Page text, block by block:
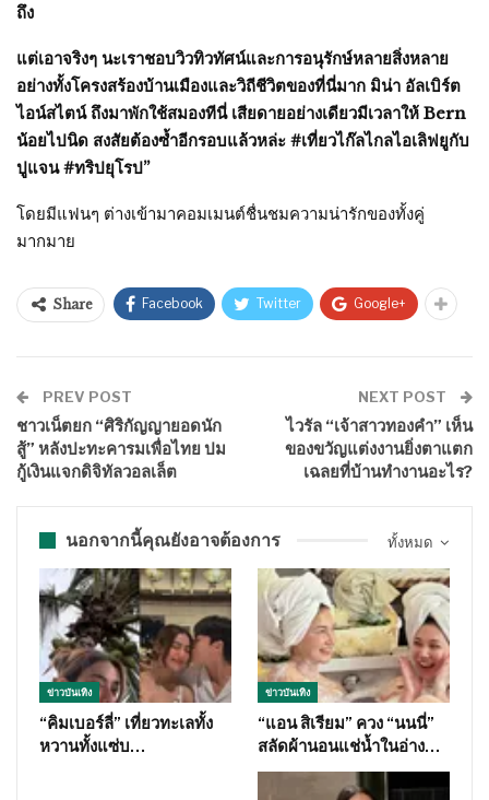
ถึง
แต่เอาจริงๆ นะเราชอบวิวทิวทัศน์และการอนุรักษ์หลายสิ่งหลาย
อย่างทั้งโครงสร้องบ้านเมืองและวิถีชีวิตของที่นี่มาก มิน่า อัลเบิร์ต
ไอน์สไตน์ ถึงมาพักใช้สมองทีนี่ เสียดายอย่างเดียวมีเวลาให้ Bern
น้อยไปนิด สงสัยต้องซ้ำอีกรอบแล้วหล่ะ #เที่ยวไก๊ลไกลไอเลิฟยูกับ
ปูแจน #ทริปยุโรป”
โดยมีแฟนๆ ต่างเข้ามาคอมเมนต์ชื่นชมความน่ารักของทั้งคู่
มากมาย
Share Facebook Twitter Google+
PREV POST
ชาวเน็ตยก “ศิริกัญญายอดนัก
สู้” หลังปะทะคารมเพื่อไทย ปม
กู้เงินแจกดิจิทัลวอลเล็ต
NEXT POST
ไวรัล “เจ้าสาวทองคำ” เห็น
ของขวัญแต่งงานยิ่งตาแตก
เฉลยที่บ้านทำงานอะไร?
ทั้งหมด
นอกจากนี้คุณยังอาจต้องการ
ข่าวบันเทิง
“คิมเบอร์ลี่” เที่ยวทะเลทั้ง
หวานทั้งแซ่บ…
ข่าวบันเทิง
“แอน สิเรียม” ควง “นนนี่”
สลัดผ้านอนแช่น้ำในอ่าง…